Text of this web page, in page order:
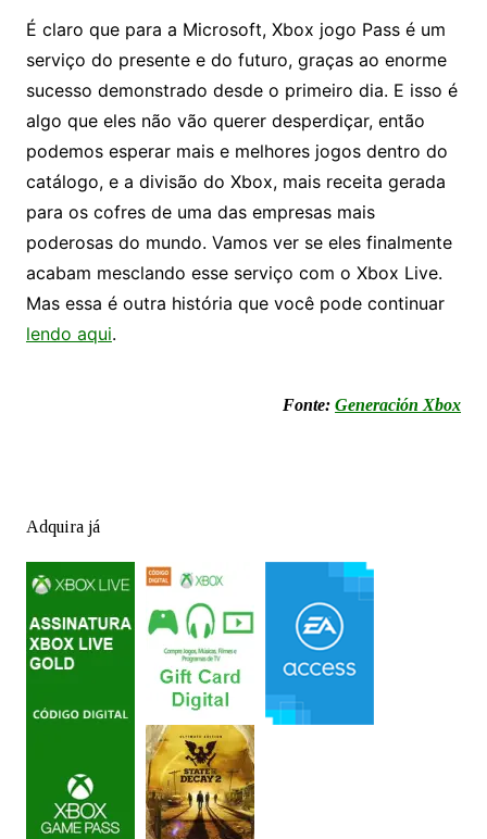
É claro que para a Microsoft, Xbox jogo Pass é um
serviço do presente e do futuro, graças ao enorme
sucesso demonstrado desde o primeiro dia. E isso é
algo que eles não vão querer desperdiçar, então
podemos esperar mais e melhores jogos dentro do
catálogo, e a divisão do Xbox, mais receita gerada
para os cofres de uma das empresas mais
poderosas do mundo. Vamos ver se eles finalmente
acabam mesclando esse serviço com o Xbox Live.
Mas essa é outra história que você pode continuar
lendo aqui.
Fonte:Generación Xbox
Adquira já